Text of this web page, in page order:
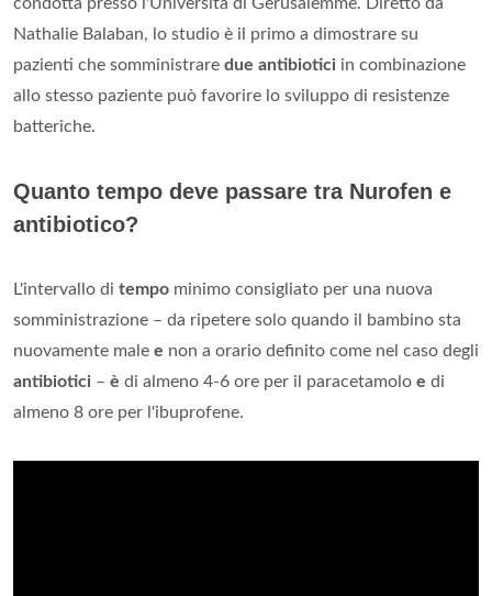
Nathalie Balaban, lo studio è il primo a dimostrare su
pazienti che somministrare due antibiotici in combinazione
allo stesso paziente può favorire lo sviluppo di resistenze
batteriche.
Quanto tempo deve passare tra Nurofen e
antibiotico?
L'intervallo di tempo minimo consigliato per una nuova
somministrazione – da ripetere solo quando il bambino sta
nuovamente male e non a orario definito come nel caso degli
antibiotici – è di almeno 4-6 ore per il paracetamolo e di
almeno 8 ore per l'ibuprofene.